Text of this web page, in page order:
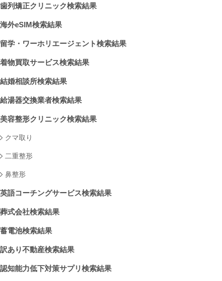
歯列矯正クリニック検索結果
海外eSIM検索結果
留学・ワーホリエージェント検索結果
着物買取サービス検索結果
結婚相談所検索結果
給湯器交換業者検索結果
美容整形クリニック検索結果
クマ取り
二重整形
鼻整形
英語コーチングサービス検索結果
葬式会社検索結果
蓄電池検索結果
訳あり不動産検索結果
認知能力低下対策サプリ検索結果